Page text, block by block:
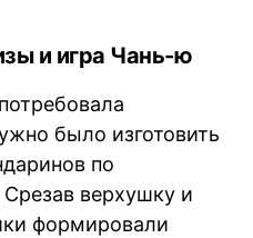
и игра Чань-ю
было изготовить
по
верхушку и
формировали